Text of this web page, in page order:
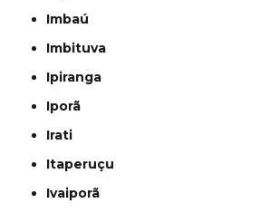
Imbaú
Imbituva
Ipiranga
Iporã
Irati
Itaperuçu
Ivaiporã